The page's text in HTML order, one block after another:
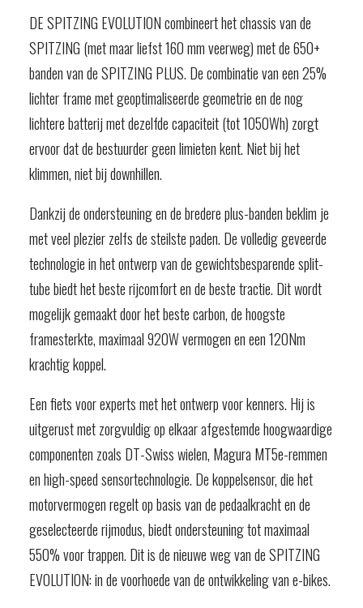
DE SPITZING EVOLUTION combineert het chassis van de
SPITZING (met maar liefst 160 mm veerweg) met de 650+
banden van de SPITZING PLUS. De combinatie van een 25%
lichter frame met geoptimaliseerde geometrie en de nog
lichtere batterij met dezelfde capaciteit (tot 1050Wh) zorgt
ervoor dat de bestuurder geen limieten kent. Niet bij het
klimmen, niet bij downhillen.
Dankzij de ondersteuning en de bredere plus-banden beklim je
met veel plezier zelfs de steilste paden. De volledig geveerde
technologie in het ontwerp van de gewichtsbesparende split-
tube biedt het beste rijcomfort en de beste tractie. Dit wordt
mogelijk gemaakt door het beste carbon, de hoogste
framesterkte, maximaal 920W vermogen en een 120Nm
krachtig koppel.
Een fiets voor experts met het ontwerp voor kenners. Hij is
uitgerust met zorgvuldig op elkaar afgestemde hoogwaardige
componenten zoals DT-Swiss wielen, Magura MT5e-remmen
en high-speed sensortechnologie. De koppelsensor, die het
motorvermogen regelt op basis van de pedaalkracht en de
geselecteerde rijmodus, biedt ondersteuning tot maximaal
550% voor trappen. Dit is de nieuwe weg van de SPITZING
EVOLUTION: in de voorhoede van de ontwikkeling van e-bikes.